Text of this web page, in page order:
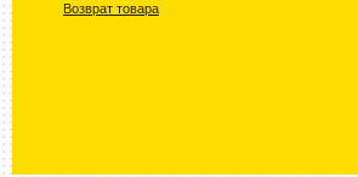
Возврат товара